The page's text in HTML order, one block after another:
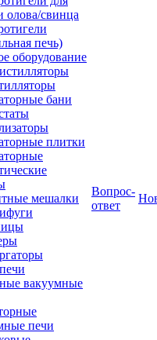
олова/свинца
печь)
оборудование
бани
плитки
мешалки
вакуумные
печи
Вопрос-
ответ